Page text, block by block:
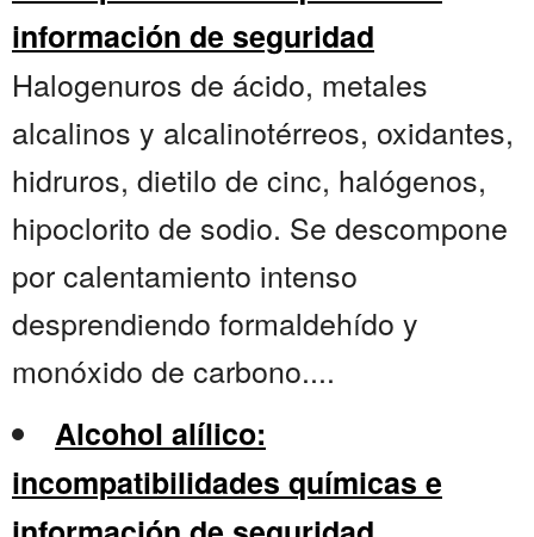
información de seguridad
Halogenuros de ácido, metales
alcalinos y alcalinotérreos, oxidantes,
hidruros, dietilo de cinc, halógenos,
hipoclorito de sodio. Se descompone
por calentamiento intenso
desprendiendo formaldehído y
monóxido de carbono....
Alcohol alílico:
incompatibilidades químicas e